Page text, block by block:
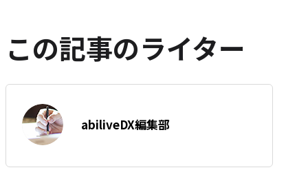
SNS
で
ェ
す
る
ア
リ
ー
を
な
ッ
この記事のライター
著
者:
abiliveDX編集部